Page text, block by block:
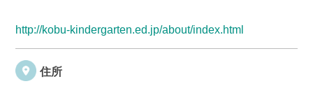
http://kobu-kindergarten.ed.jp/about/index.html
住所